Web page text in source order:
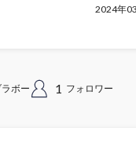
2024年
ラボー 1 フォロワー